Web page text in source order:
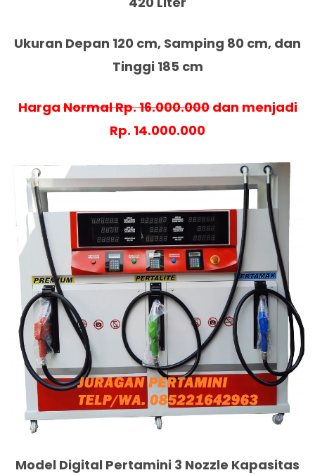
Ukuran Depan 120 cm, Samping 80 cm, dan
Tinggi 185 cm
HargaNormal Rp. 16.000.000dan menjadi
Rp. 14.000.000
Model Digital Pertamini 3 Nozzle Kapasitas